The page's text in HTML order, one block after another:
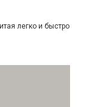
легко и быстро